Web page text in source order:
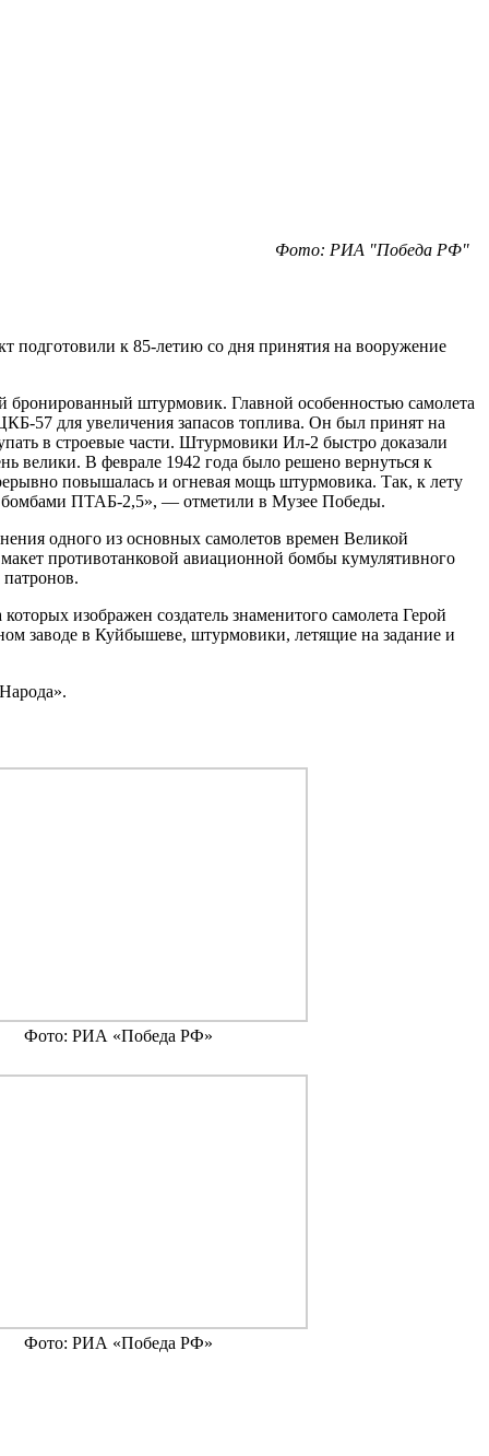
Фото: РИА "Победа РФ"
подготовили к 85-летию со дня принятия на вооружение
бронированный штурмовик. Главной особенностью самолета
57 для увеличения запасов топлива. Он был принят на
в строевые части. Штурмовики Ил-2 быстро доказали
велики. В феврале 1942 года было решено вернуться к
повышалась и огневая мощь штурмовика. Так, к лету
бомбами ПТАБ-2,5», — отметили в Музее Победы.
одного из основных самолетов времен Великой
противотанковой авиационной бомбы кумулятивного
изображен создатель знаменитого самолета Герой
заводе в Куйбышеве, штурмовики, летящие на задание и
Фото: РИА «Победа РФ»
Фото: РИА «Победа РФ»